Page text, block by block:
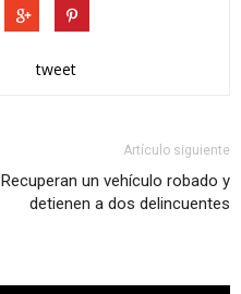
tweet
Artículo siguiente
Recuperan un vehículo robado y
detienen a dos delincuentes